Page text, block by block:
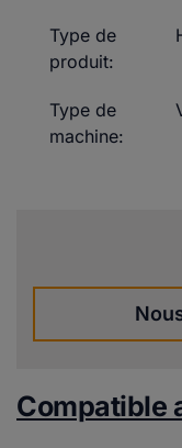
Type de
produit:
Type de
machine:
Compatible